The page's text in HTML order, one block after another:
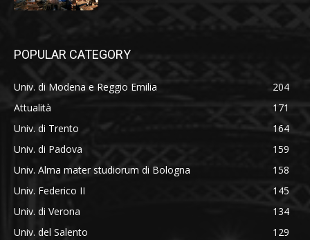
POPULAR CATEGORY
Univ. di Modena e Reggio Emilia
204
Attualità
171
Univ. di Trento
164
Univ. di Padova
159
Univ. Alma mater studiorum di Bologna
158
Univ. Federico II
145
Univ. di Verona
134
Univ. del Salento
129